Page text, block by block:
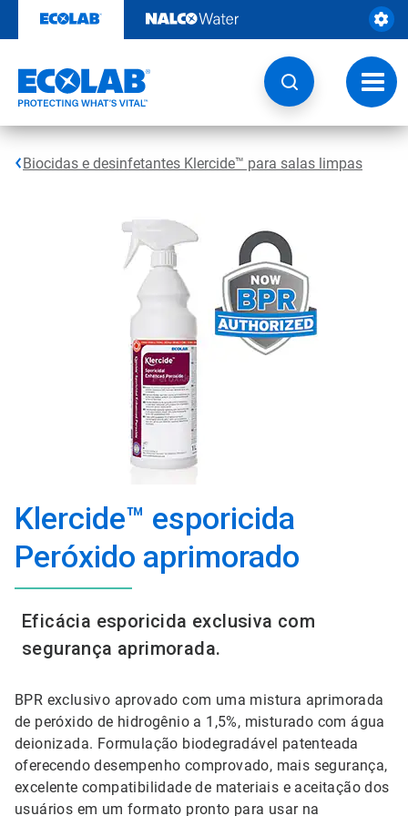
o
Biocidas e desinfetantes Klercide™ para salas limpas
Klercide™ esporicida
Peróxido aprimorado
Eficácia esporicida exclusiva com
segurança aprimorada.
BPR exclusivo aprovado com uma mistura aprimorada
de peróxido de hidrogênio a 1,5%, misturado com água
deionizada. Formulação biodegradável patenteada
oferecendo desempenho comprovado, mais segurança,
excelente compatibilidade de materiais e aceitação dos
usuários em um formato pronto para usar na